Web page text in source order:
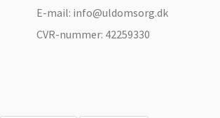
E-mail: info@uldomsorg.dk
CVR-nummer: 42259330